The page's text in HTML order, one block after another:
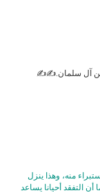
آل سلمان.✍✍
منه، وهذا ينزل
التفقد أحيانا يساعد